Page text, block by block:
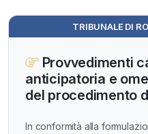
TRIBUNALE DI
Provvedimenti
anticipatoria e
del procedimento
In conformità alla